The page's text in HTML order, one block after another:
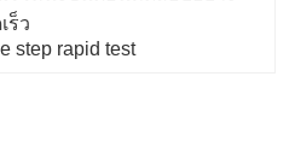
ร็ว
step rapid test